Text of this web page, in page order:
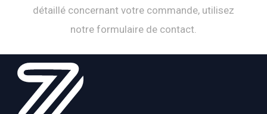
détaillé concernant votre commande, utilisez
notre formulaire de contact.